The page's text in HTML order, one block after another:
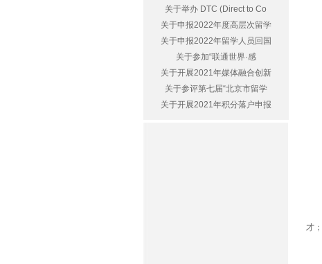
关于举办 DTC (Direct to Co
关于申报2022年度高层次留学
关于申报2022年留学人员回国
关于参加“联通世界·感
关于开展2021年媒体融合创新
关于参评第七届“北京市留学
关于开展2021年积分落户申报
才；